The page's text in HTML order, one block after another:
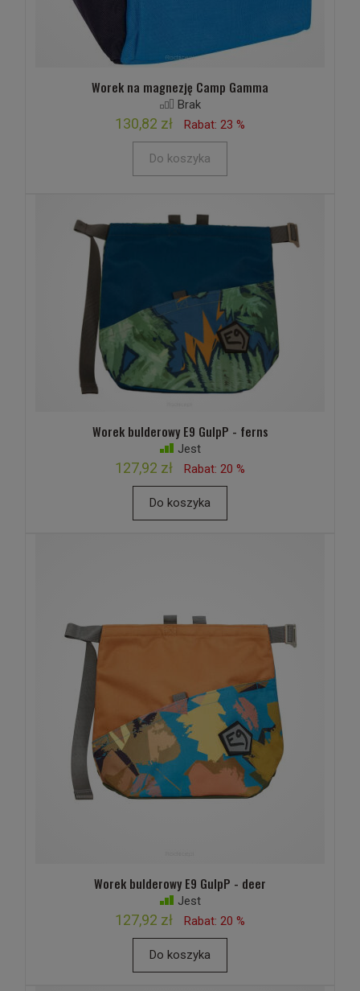
Worek na magnezję Camp Gamma
Brak
130,82 zł Rabat: 23 %
Do koszyka
Worek bulderowy E9 GulpP - ferns
Jest
127,92 zł Rabat: 20 %
Do koszyka
Worek bulderowy E9 GulpP - deer
Jest
127,92 zł Rabat: 20 %
Do koszyka